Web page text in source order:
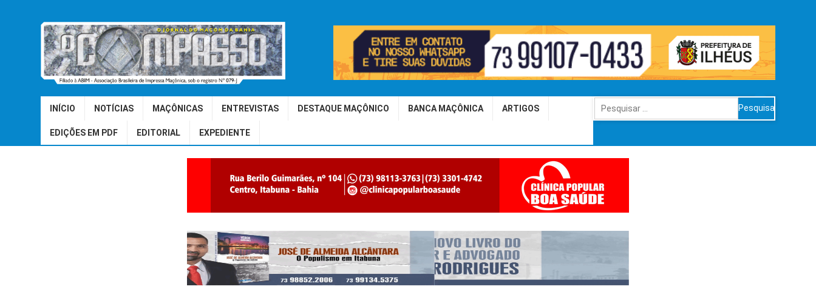
INÍCIO NOTÍCIAS MAÇÔNICAS ENTREVISTAS DESTAQUE MAÇÔNICO BANCA MAÇÔNICA ARTIGOS
EDIÇÕES EM PDF EDITORIAL EXPEDIENTE
Pesquisar
por: